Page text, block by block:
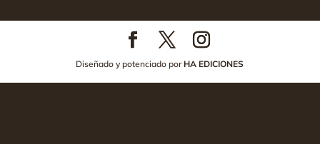
Diseñado y potenciado por HA EDICIONES